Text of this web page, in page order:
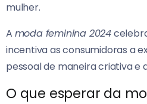
mulher.
A moda feminina 2024
incentiva as consumidoras a
pessoal de maneira criativa e
O que esperar da